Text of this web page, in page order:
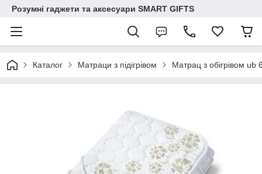
Розумні гаджети та аксесуари SMART GIFTS
Каталог Матраци з підігрівом Матрац з обігрівом ub